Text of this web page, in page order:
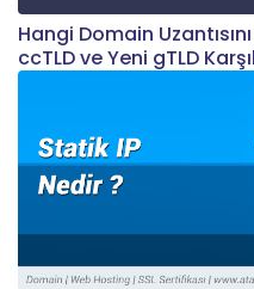
Hangi Domain
ccTLD ve Yeni gTLD